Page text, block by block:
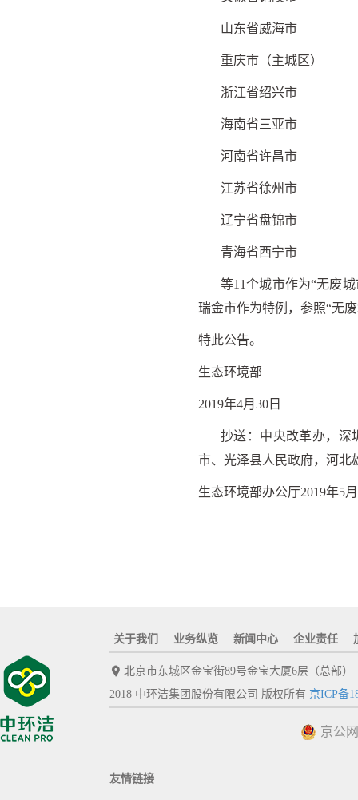
山东省威海市
重庆市（主城区）
浙江省绍兴市
海南省三亚市
河南省许昌市
江苏省徐州市
辽宁省盘锦市
青海省西宁市
等11个城市作为“无废
瑞金市作为特例，参照“无
特此公告。
生态环境部
2019年4月30日
抄送：中央改革办，深
市、光泽县人民政府，河北
生态环境部办公厅2019年5
关于我们 · 业务纵览 · 新闻中心 · 企业责任 ·
北京市东城区金宝街89号金宝大厦6层（总部）
2018 中环洁集团股份有限公司 版权所有 京ICP备
京公
友情链接